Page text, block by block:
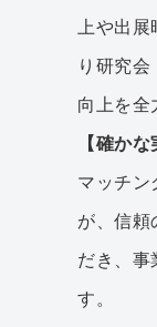
上や出
り研究
向上を全
【確か
マッチン
が、信頼
だき、事
す。